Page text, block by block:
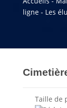
ligne - Les
Taille de